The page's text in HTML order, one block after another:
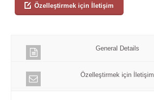
Özelleştirmek için İletişim
General Details
Özelleştirmek için İletişim